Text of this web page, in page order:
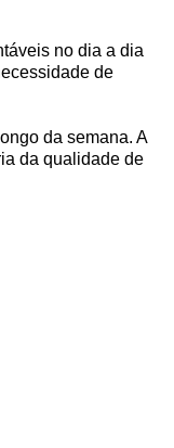
no dia a dia
de
da semana. A
da qualidade de